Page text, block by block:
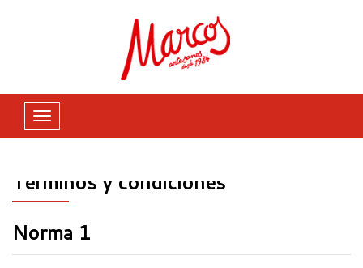
Toggle
navigation
Home
Términos y condiciones
Norma 1